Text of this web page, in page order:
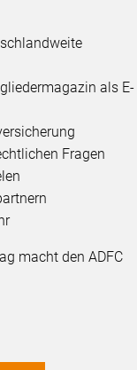
als E-
Fragen
macht den ADFC